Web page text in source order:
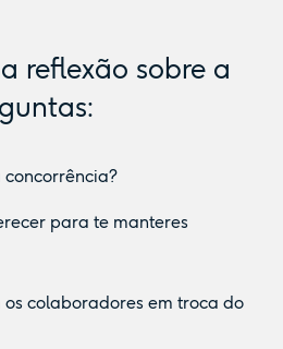
reflexão sobre a
para te manteres
colaboradores em troca do